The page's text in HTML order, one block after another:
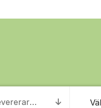
Till
Hur levererar man ett inlägg från sociala medier?